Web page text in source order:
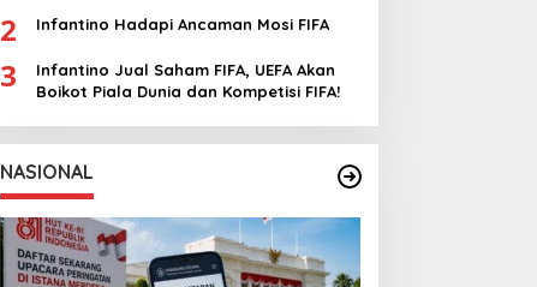
2 Infantino Hadapi Ancaman Mosi FIFA
3
Infantino Jual Saham FIFA, UEFA Akan
Boikot Piala Dunia dan Kompetisi FIFA!
NASIONAL